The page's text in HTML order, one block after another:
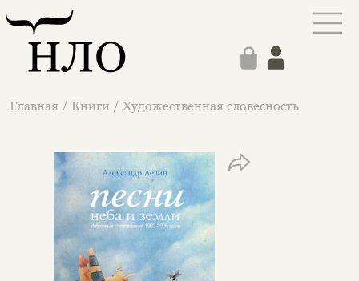
Главная / Книги / Художественная словесность